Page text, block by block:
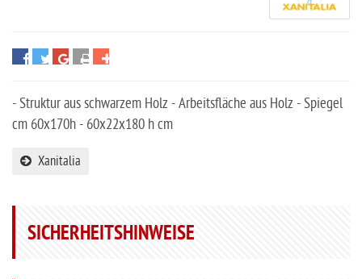
- Struktur aus schwarzem Holz - Arbeitsfläche aus Holz - Spiegel
cm 60x170h - 60x22x180 h cm
Xanitalia
SICHERHEITSHINWEISE